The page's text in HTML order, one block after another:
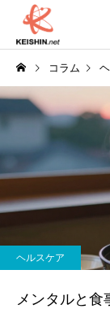
コラム
ヘルスケア
メンタルと食